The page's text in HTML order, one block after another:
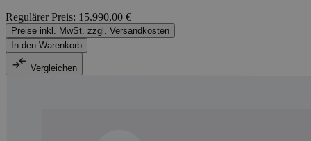
Regulärer Preis: 15.990,00 €
Preise inkl. MwSt. zzgl. Versandkosten
In den Warenkorb
Vergleichen